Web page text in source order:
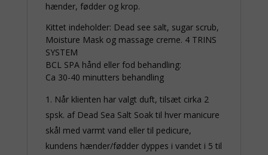
hænder, fødder og krop.
Kittet indeholder: Dead see salt, sugar scrub,
Moisture Mask og massage creme. 4 TRINS
SYSTEM
BCL SPA hånd eller fod behandling:
Ca 30-40 minutters behandling
Når klienten har valgt duft, tilsæt cirka 2
spsk. af Dead Sea Salt Soak til hver manicure
skål med varmt vand eller til pedicure,
kundens hænder/fødder dyppes i vandet i 5 til